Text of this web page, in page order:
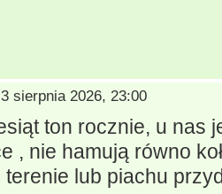
sierpnia 2026, 23:00
ton rocznie, u nas
, nie hamują równo
lub piachu